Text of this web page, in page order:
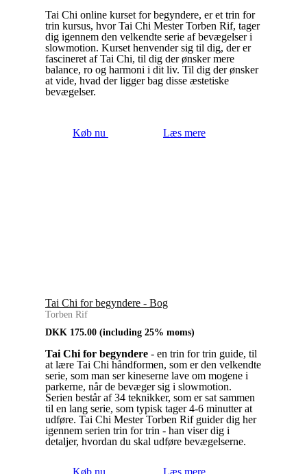
Tai Chi online kurset for begyndere, er et trin for
trin kursus, hvor Tai Chi Mester Torben Rif, tager
dig igennem den velkendte serie af bevægelser i
slowmotion. Kurset henvender sig til dig, der er
fascineret af Tai Chi, til dig der ønsker mere
balance, ro og harmoni i dit liv. Til dig der ønsker
at vide, hvad der ligger bag disse æstetiske
bevægelser.
Køb nu Læs mere
Tai Chi for begyndere - Bog
Torben Rif
DKK 175.00 (including 25% moms)
Tai Chi for begyndere - en trin for trin guide, til
at lære Tai Chi håndformen, som er den velkendte
serie, som man ser kineserne lave om mogene i
parkerne, når de bevæger sig i slowmotion.
Serien består af 34 teknikker, som er sat sammen
til en lang serie, som typisk tager 4-6 minutter at
udføre. Tai Chi Mester Torben Rif guider dig her
igennem serien trin for trin - han viser dig i
detaljer, hvordan du skal udføre bevægelserne.
Køb nu Læs mere